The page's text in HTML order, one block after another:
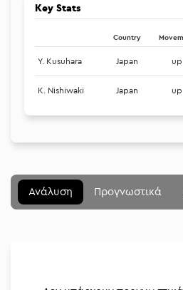
Key Stats
Country
Y. Kusuhara Japan up
K. Nishiwaki Japan up
Ανάλυση Προγνωστικά
Μενού
Αναλύσεις